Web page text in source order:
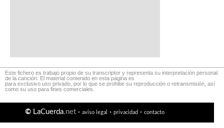
Este fichero es trabajo propio de su transcriptor y representa su interpretación personal
de la canción. El material contenido en esta página es
para exclusivo uso privado, por lo que se prohibe su reproducción o retransmisión, así
como su uso para fines comerciales.
© LaCuerda.net · aviso legal · privacidad · contacto